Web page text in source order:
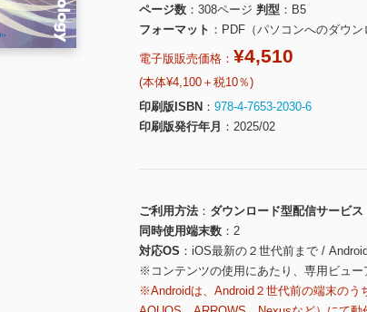
ページ数
308ページ 判型
B5
フォーマット
PDF（パソコンへのダウン
電子版販売価格： ¥4,510
(本体¥4,100＋税10％)
印刷版ISBN
978-4-7653-2030-6
印刷版発行年月
2025/02
ご利用方法
ダウンロード型配信サービス
同時使用端末数
2
対応OS
iOS最新の２世代前まで /
※コンテンツの使用にあたり、専用ビュー
※Androidは、Android２世代前の端末のう